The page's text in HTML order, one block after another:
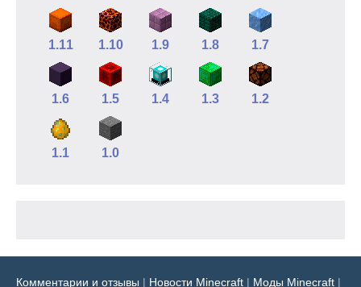
1.11 1.10 1.9 1.8 1.7
1.6 1.5 1.4 1.3 1.2
1.1 1.0
Комментарии и отзывы | Новости Minecraft | Моды Minecraft |